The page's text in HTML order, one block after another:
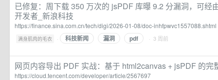
已修复：周下载 350 万次的 jsPDF 库曝 9.2 分漏洞，可经
开发者_新浪科技
https://finance.sina.com.cn/tech/digi/2026-01-08/doc-inhfpwvc1557088.shtml
满身肌肉的毛衣 · 科技新闻 漏洞 pdf · 3 周前
网页内容导出 PDF 实战：基于 html2canvas + jsPDF 的完
https://cloud.tencent.com/developer/article/2567697